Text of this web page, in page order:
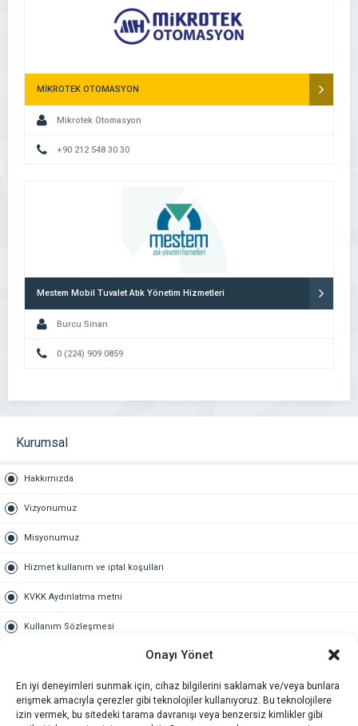
Onayı Yönet
En iyi deneyimleri sunmak için, cihaz bilgilerini saklamak ve/veya bunlara
erişmek amacıyla çerezler gibi teknolojiler kullanıyoruz. Bu teknolojilere
izin vermek, bu sitedeki tarama davranışı veya benzersiz kimlikler gibi
MİKROTEK OTOMASYON
Mikrotek Otomasyon
+90 212 548 30 30
Mestem Mobil Tuvalet Atık Yönetim Hizmetleri
Burcu Sinan
0 (224) 909 0859
Kurumsal
Hakkımızda
Vizyonumuz
Misyonumuz
Hizmet kullanım ve iptal koşulları
KVKK Aydınlatma metni
Kullanım Sözleşmesi
Gold üyelik nedir